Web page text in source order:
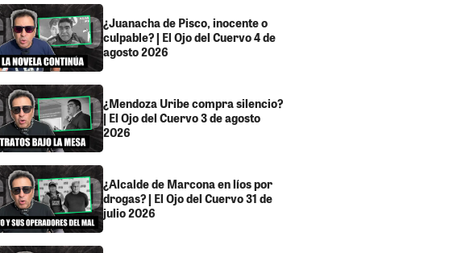
¿Juanacha de Pisco, inocente o
culpable? | El Ojo del Cuervo 4 de
agosto 2026
¿Mendoza Uribe compra silencio?
| El Ojo del Cuervo 3 de agosto
2026
¿Alcalde de Marcona en líos por
drogas? | El Ojo del Cuervo 31 de
julio 2026